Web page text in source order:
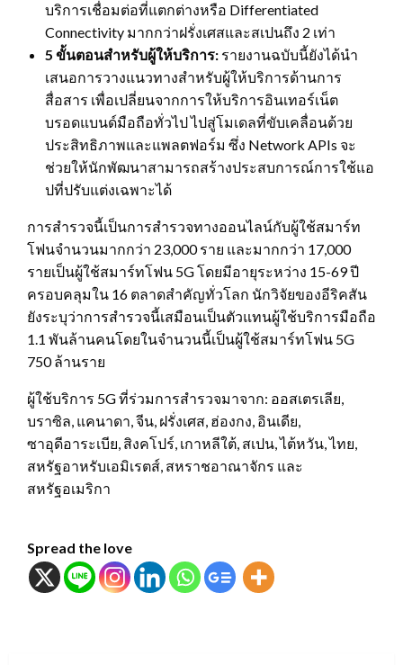
บริการเชื่อมต่อที่แตกต่างหรือ Differentiated
Connectivity มากกว่าฝรั่งเศสและสเปนถึง 2 เท่า
5 ขั้นตอนสำหรับผู้ให้บริการ: รายงานฉบับนี้ยังได้นำ
เสนอการวางแนวทางสำหรับผู้ให้บริการด้านการ
สื่อสาร เพื่อเปลี่ยนจากการให้บริการอินเทอร์เน็ต
บรอดแบนด์มือถือทั่วไป ไปสู่โมเดลที่ขับเคลื่อนด้วย
ประสิทธิภาพและแพลตฟอร์ม ซึ่ง Network APIs จะ
ช่วยให้นักพัฒนาสามารถสร้างประสบการณ์การใช้แอ
ปที่ปรับแต่งเฉพาะได้
การสำรวจนี้เป็นการสำรวจทางออนไลน์กับผู้ใช้สมาร์ท
โฟนจำนวนมากกว่า 23,000 ราย และมากกว่า 17,000
รายเป็นผู้ใช้สมาร์ทโฟน 5G โดยมีอายุระหว่าง 15-69 ปี
ครอบคลุมใน 16 ตลาดสำคัญทั่วโลก นักวิจัยของอีริคสัน
ยังระบุว่าการสำรวจนี้เสมือนเป็นตัวแทนผู้ใช้บริการมือถือ
1.1 พันล้านคนโดยในจำนวนนี้เป็นผู้ใช้สมาร์ทโฟน 5G
750 ล้านราย
ผู้ใช้บริการ 5G ที่ร่วมการสำรวจมาจาก: ออสเตรเลีย,
บราซิล, แคนาดา, จีน, ฝรั่งเศส, ฮ่องกง, อินเดีย,
ซาอุดีอาระเบีย, สิงคโปร์, เกาหลีใต้, สเปน, ไต้หวัน, ไทย,
สหรัฐอาหรับเอมิเรตส์, สหราชอาณาจักร และ
สหรัฐอเมริกา
Spread the love